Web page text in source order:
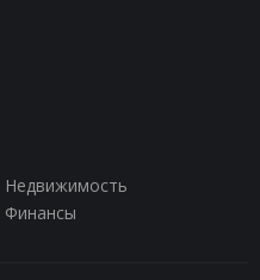
Недвижимость
Финансы